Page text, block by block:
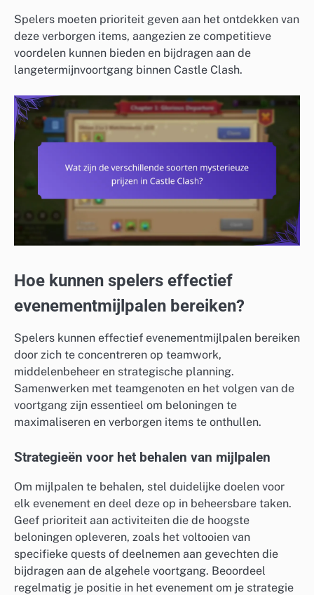
Spelers moeten prioriteit geven aan het ontdekken van
deze verborgen items, aangezien ze competitieve
voordelen kunnen bieden en bijdragen aan de
langetermijnvoortgang binnen Castle Clash.
Hoe kunnen spelers effectief
evenementmijlpalen bereiken?
Spelers kunnen effectief evenementmijlpalen bereiken
door zich te concentreren op teamwork,
middelenbeheer en strategische planning.
Samenwerken met teamgenoten en het volgen van de
voortgang zijn essentieel om beloningen te
maximaliseren en verborgen items te onthullen.
Strategieën voor het behalen van mijlpalen
Om mijlpalen te behalen, stel duidelijke doelen voor
elk evenement en deel deze op in beheersbare taken.
Geef prioriteit aan activiteiten die de hoogste
beloningen opleveren, zoals het voltooien van
specifieke quests of deelnemen aan gevechten die
bijdragen aan de algehele voortgang. Beoordeel
regelmatig je positie in het evenement om je strategie